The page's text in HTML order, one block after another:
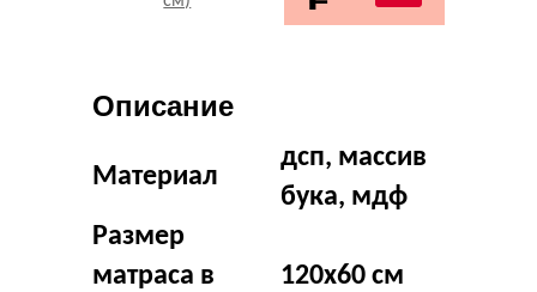
Описание
Материал
дсп, массив
бука, мдф
Размер
матраса в
120х60 см